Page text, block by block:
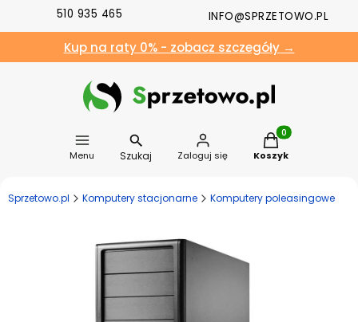
510 935 465 INFO@SPRZETOWO.PL
Kup na raty 0% - zobacz szczegóły →
Menu Szukaj Zaloguj się
Produkty w
Koszyk
Sprzetowo.pl Komputery stacjonarne Komputery poleasingowe